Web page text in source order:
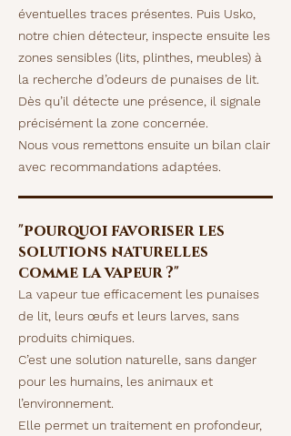
éventuelles traces présentes. Puis Usko,
notre chien détecteur, inspecte ensuite les
zones sensibles (lits, plinthes, meubles) à
la recherche d’odeurs de punaises de lit.
Dès qu’il détecte une présence, il signale
précisément la zone concernée.
Nous vous remettons ensuite un bilan clair
avec recommandations adaptées.
"pourquoi favoriser les
solutions naturelles
comme la vapeur ?"
La vapeur tue efficacement les punaises
de lit, leurs œufs et leurs larves, sans
produits chimiques.
C’est une solution naturelle, sans danger
pour les humains, les animaux et
l’environnement.
Elle permet un traitement en profondeur,